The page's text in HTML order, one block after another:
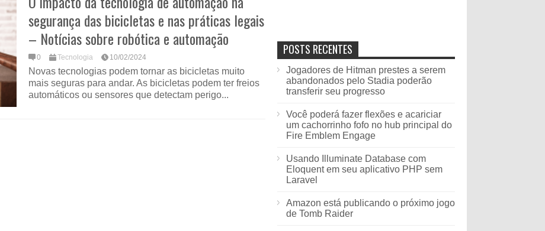
segurança das bicicletas e nas práticas legais
– Notícias sobre robótica e automação
0 Tecnologia 10/02/2024
Novas tecnologias podem tornar as bicicletas muito
mais seguras para andar. As bicicletas podem ter freios
automáticos ou sensores que detectam perigo...
POSTS RECENTES
Jogadores de Hitman prestes a serem
abandonados pelo Stadia poderão
transferir seu progresso
Você poderá fazer flexões e acariciar
um cachorrinho fofo no hub principal do
Fire Emblem Engage
Usando Illuminate Database com
Eloquent em seu aplicativo PHP sem
Laravel
Amazon está publicando o próximo jogo
de Tomb Raider